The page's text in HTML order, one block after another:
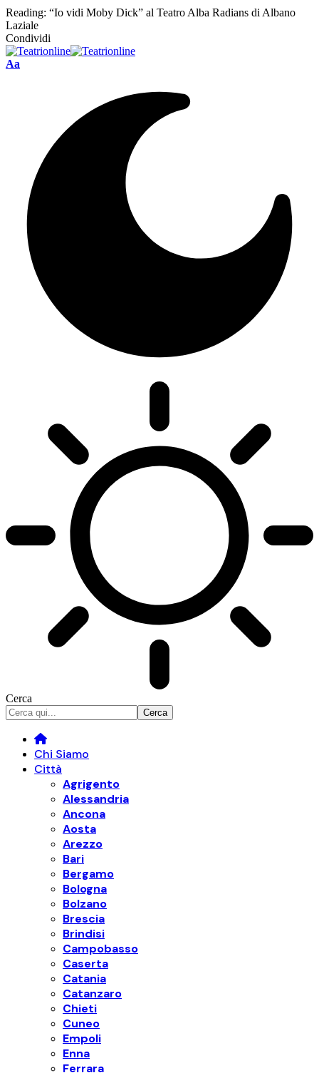
Reading: “Io vidi Moby Dick” al Teatro Alba Radians di Albano
Laziale
Condividi
Font
Aa
Cerca
Chi Siamo
Città
Agrigento
Alessandria
Ancona
Aosta
Arezzo
Bari
Bergamo
Bologna
Bolzano
Brescia
Brindisi
Campobasso
Caserta
Catania
Catanzaro
Chieti
Cuneo
Empoli
Enna
Ferrara